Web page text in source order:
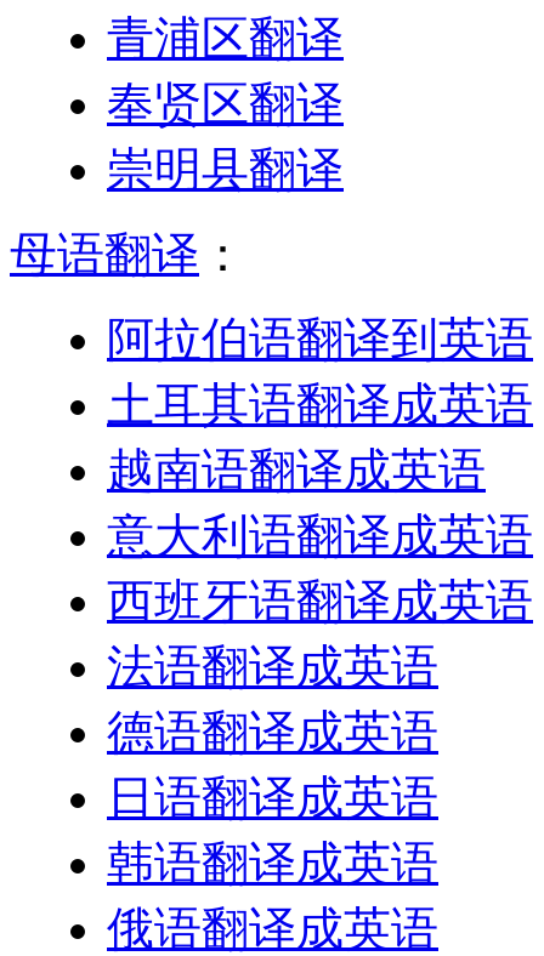
青浦区翻译
奉贤区翻译
崇明县翻译
母语翻译 ：
阿拉伯语翻译到英语
土耳其语翻译成英语
越南语翻译成英语
意大利语翻译成英语
西班牙语翻译成英语
法语翻译成英语
德语翻译成英语
日语翻译成英语
韩语翻译成英语
俄语翻译成英语